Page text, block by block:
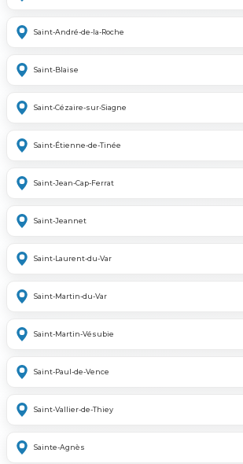
Saint-André-de-la-Roche
Saint-Blaise
Saint-Cézaire-sur-Siagne
Saint-Étienne-de-Tinée
Saint-Jean-Cap-Ferrat
Saint-Jeannet
Saint-Laurent-du-Var
Saint-Martin-du-Var
Saint-Martin-Vésubie
Saint-Paul-de-Vence
Saint-Vallier-de-Thiey
Sainte-Agnès